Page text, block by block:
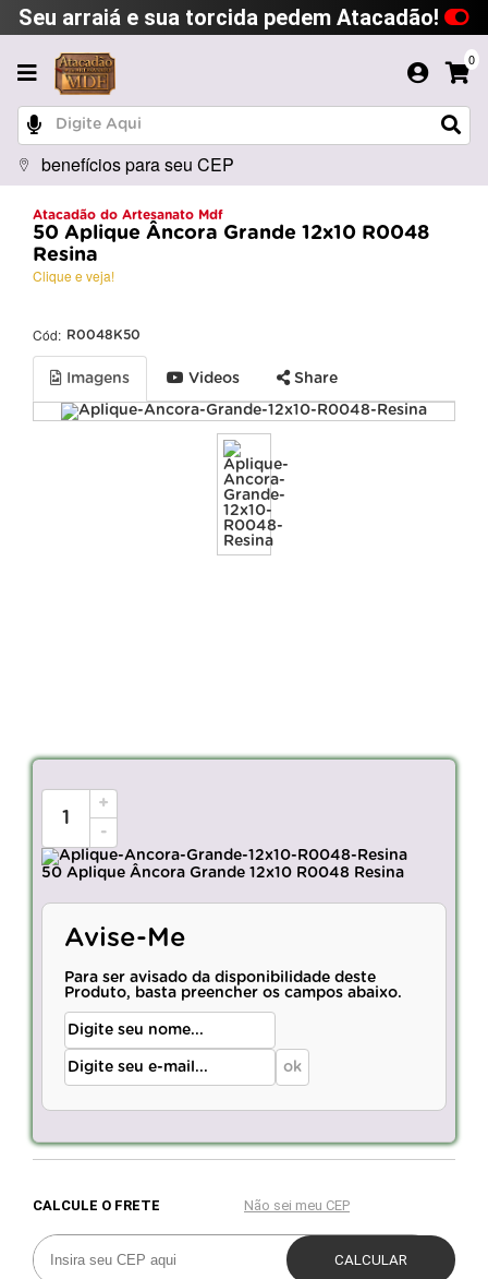
Seu arraiá e sua torcida pedem Atacadão!
0
benefícios para seu CEP
Atacadão do Artesanato Mdf
50 Aplique Âncora Grande 12x10 R0048
Resina
Clique e veja!
Cód: R0048K50
Imagens Videos Share
+
-
50 Aplique Âncora Grande 12x10 R0048 Resina
Avise-Me
Para ser avisado da disponibilidade deste
Produto, basta preencher os campos abaixo.